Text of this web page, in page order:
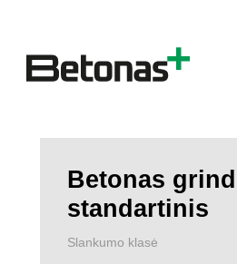
Betonas
standartinis
Slankumo klasė